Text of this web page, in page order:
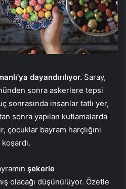
dayandırılıyor. Saray,
sonra askerlere tepsi
sonrasında insanlar tatlı yer,
sonra yapılan kutlamalarda
çocuklar bayram harçlığını
şekerle
olacağı düşünülüyor. Özetle